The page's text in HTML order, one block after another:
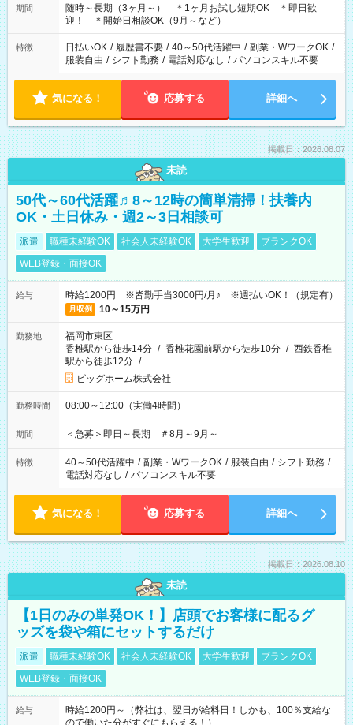
働7h/休憩1h) □12:00～21:00(実働7h/休憩1h) ＊固定OK ＊選べ
る時間帯！
期間
随時～長期（3ヶ月～） ＊1ヶ月お試し短期OK ＊即日歓
迎！ ＊開始日相談OK（9月～など）
特徴 日払いOK / 履歴書不要 / 40～50代活躍中 / 副業・WワークOK /
服装自由 / シフト勤務 / 電話対応なし / パソコンスキル不要
気になる！ 応募する 詳細へ
掲載日：2026.08.07
未読
50代～60代活躍♬8～12時の簡単清掃！扶養内
OK・土日休み・週2～3日相談可
派遣 職種未経験OK 社会人未経験OK 大学生歓迎
ブランクOK
WEB登録・面接OK
給与 時給1200円 ※皆勤手当3000円/月♪ ※週払いOK！（規定有）
月収例 10～15万円
勤務地
福岡市東区
香椎駅から徒歩14分 / 香椎花園前駅から徒歩10分 / 西鉄香椎
駅から徒歩12分 / …
ビッグホーム株式会社
勤務時間 08:00～12:00（実働4時間）
期間 ＜急募＞即日～長期 ＃8月～9月～
特徴 40～50代活躍中 / 副業・WワークOK / 服装自由 / シフト勤務 /
電話対応なし / パソコンスキル不要
気になる！ 応募する 詳細へ
掲載日：2026.08.10
未読
【1日のみの単発OK！】店頭でお客様に配るグ
ッズを袋や箱にセットするだけ
派遣 職種未経験OK 社会人未経験OK 大学生歓迎
ブランクOK
WEB登録・面接OK
給与
時給1200円～（弊社は、翌日が給料日！しかも、100％支給な
ので働いた分がすぐにもらえる！）